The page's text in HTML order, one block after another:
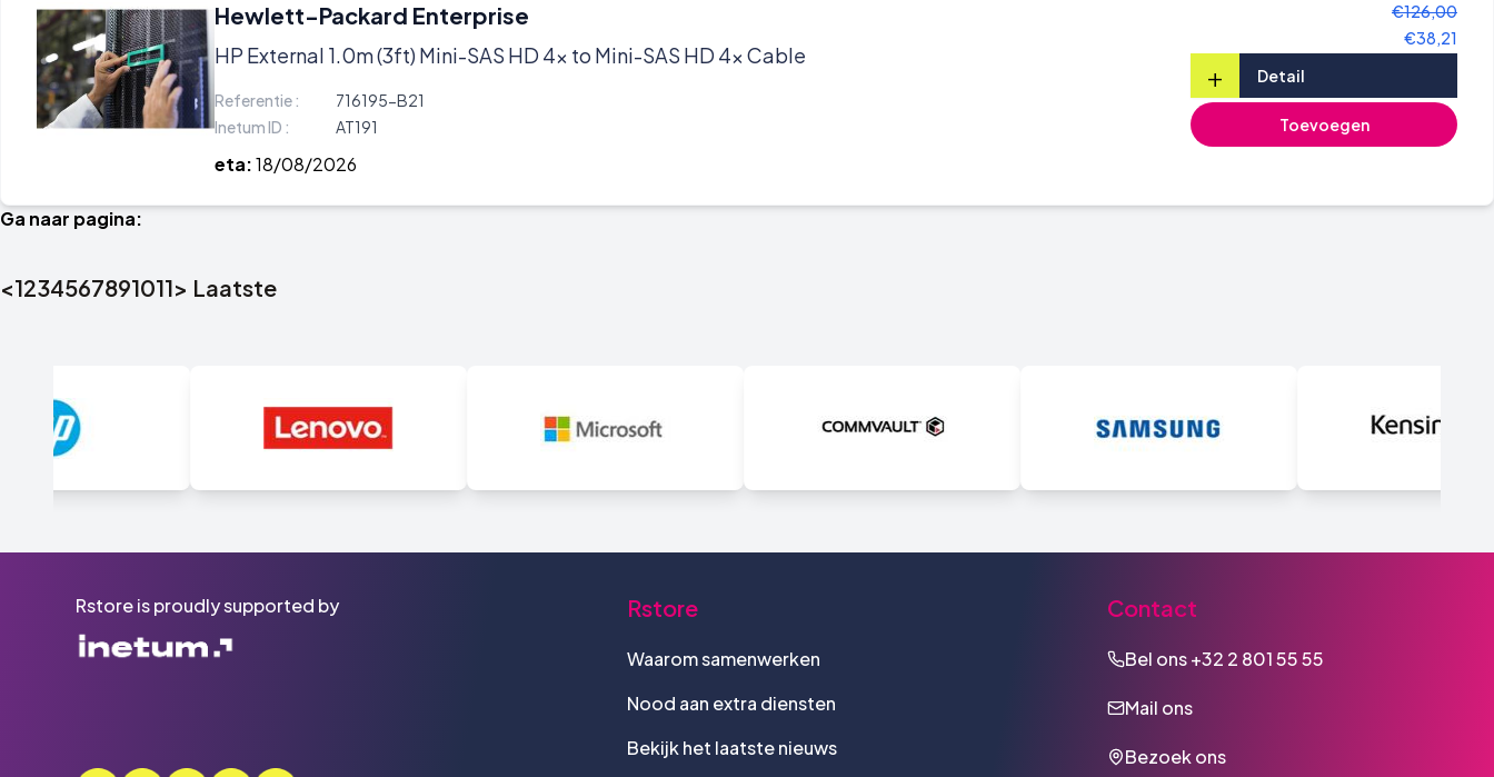
Hewlett-Packard Enterprise
HP External 1.0m (3ft) Mini-SAS HD 4x to Mini-SAS HD 4x Cable
Referentie :
716195-B21
Inetum ID :
AT191
eta:18/08/2026
€126,00
€38,21
+ Detail
Toevoegen
Ga naar pagina:
<1234567891011> Laatste
Rstore is proudly supported by Rstore
Waarom samenwerken
Nood aan extra diensten
Bekijk het laatste nieuws
Contact
Bel ons+32 2 801 55 55
Mail ons
Bezoek ons